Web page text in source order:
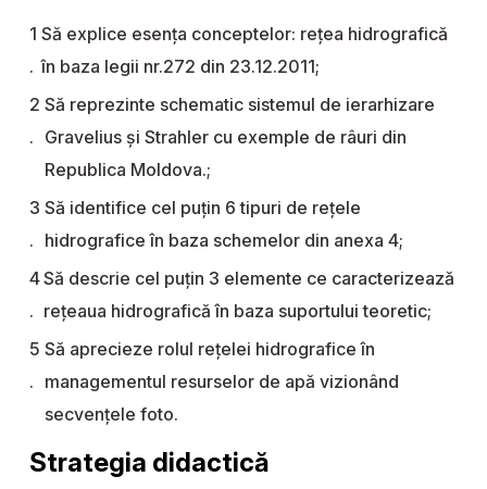
Să explice esența conceptelor: rețea hidrografică
în baza legii nr.272 din 23.12.2011;
Să reprezinte schematic sistemul de ierarhizare
Gravelius și Strahler cu exemple de râuri din
Republica Moldova.;
Să identifice cel puțin 6 tipuri de rețele
hidrografice în baza schemelor din anexa 4;
Să descrie cel puțin 3 elemente ce caracterizează
rețeaua hidrografică în baza suportului teoretic;
Să aprecieze rolul rețelei hidrografice în
managementul resurselor de apă vizionând
secvențele foto.
Strategia didactică